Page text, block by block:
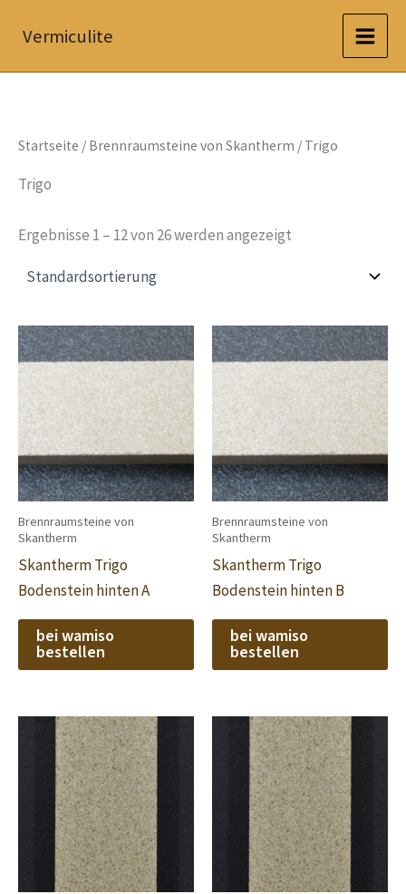
InhaltVermiculite
Startseite / Brennraumsteine von Skantherm / Trigo
Trigo
Ergebnisse 1 – 12 von 26 werden angezeigt
Brennraumsteine von
Skantherm
Skantherm Trigo
Bodenstein hinten A
bei wamiso
bestellen
Brennraumsteine von
Skantherm
Skantherm Trigo
Bodenstein hinten B
bei wamiso
bestellen